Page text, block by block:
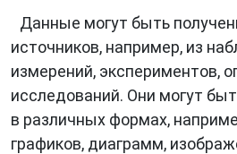
Данные могут быть
источников, например, из
измерений, экспериментов,
исследований. Они могут
в различных формах,
графиков, диаграмм,